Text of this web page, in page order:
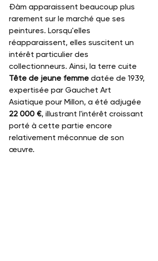
Đàm apparaissent beaucoup plus
rarement sur le marché que ses
peintures. Lorsqu'elles
réapparaissent, elles suscitent un
intérêt particulier des
collectionneurs. Ainsi, la terre cuite
Tête de jeune femme datée de 1939,
expertisée par Gauchet Art
Asiatique pour Millon, a été adjugée
22 000 €, illustrant l'intérêt croissant
porté à cette partie encore
relativement méconnue de son
œuvre.